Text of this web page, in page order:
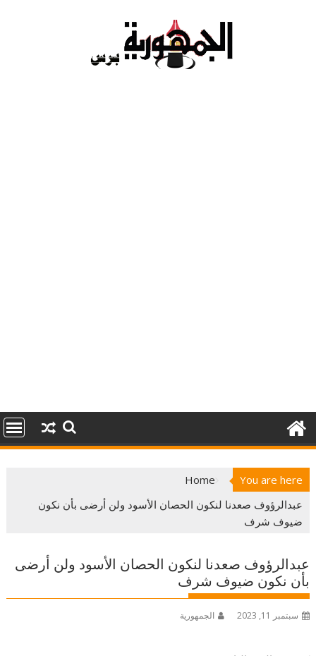
You are here
Home
عبدالرؤوف صعدنا لنكون الحصان الأسود ولن أرضى بأن نكون
ضيوف شرف
عبدالرؤوف صعدنا لنكون الحصان الأسود ولن أرضى
بأن نكون ضيوف شرف
سبتمبر 11, 2023 الجمهورية